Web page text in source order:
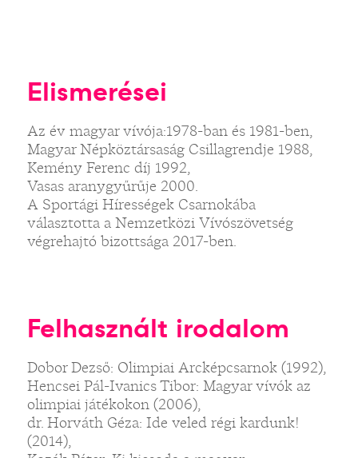
Elismerései
Az év magyar vívója:1978-ban és 1981-ben,
Magyar Népköztársaság Csillagrendje 1988,
Kemény Ferenc díj 1992,
Vasas aranygyűrűje 2000.
A Sportági Hírességek Csarnokába
választotta a Nemzetközi Vívószövetség
végrehajtó bizottsága 2017-ben.
Felhasznált irodalom
Dobor Dezső: Olimpiai Arcképcsarnok (1992),
Hencsei Pál-Ivanics Tibor: Magyar vívók az
olimpiai játékokon (2006),
dr. Horváth Géza: Ide veled régi kardunk!
(2014),